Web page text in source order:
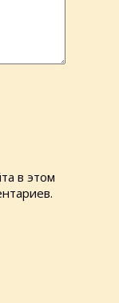
в этом